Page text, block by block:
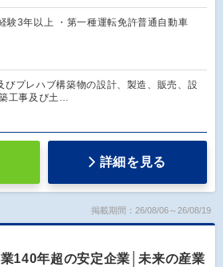
験3年以上 ・第一種運転免許普通自動車
びプレハブ構築物の設計、製造、販売、設
工事及び土…
詳細を見る
掲載期間：26/08/06～26/08/19
業140年超の安定企業│未来の産業